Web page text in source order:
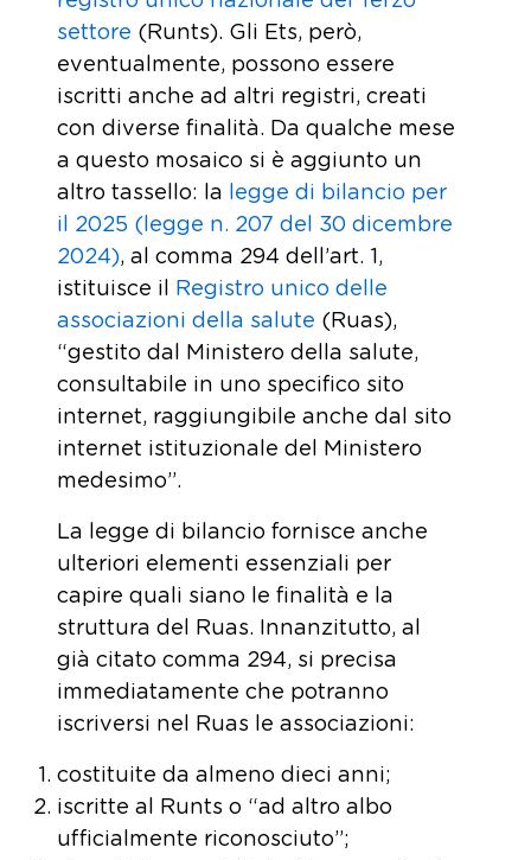
settore (Runts). Gli Ets, però,
eventualmente, possono essere
iscritti anche ad altri registri, creati
con diverse finalità. Da qualche mese
a questo mosaico si è aggiunto un
altro tassello: la legge di bilancio per
il 2025 (legge n. 207 del 30 dicembre
2024), al comma 294 dell’art. 1,
istituisce il Registro unico delle
associazioni della salute (Ruas),
“gestito dal Ministero della salute,
consultabile in uno specifico sito
internet, raggiungibile anche dal sito
internet istituzionale del Ministero
medesimo”.
La legge di bilancio fornisce anche
ulteriori elementi essenziali per
capire quali siano le finalità e la
struttura del Ruas. Innanzitutto, al
già citato comma 294, si precisa
immediatamente che potranno
iscriversi nel Ruas le associazioni:
costituite da almeno dieci anni;
iscritte al Runts o “ad altro albo
ufficialmente riconosciuto”;